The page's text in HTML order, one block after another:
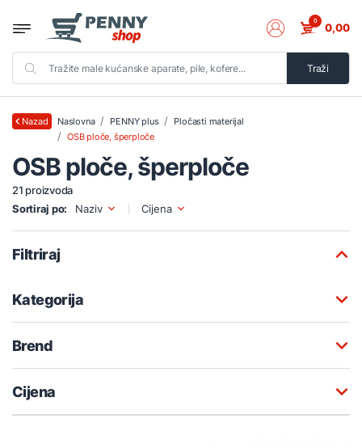
Traži
0 0,00
Nazad Naslovna PENNY plus
Pločasti materijal
OSB ploče, šperploče
OSB ploče, šperploče
21 proizvoda
Sortiraj po:
Naziv Cijena
Filtriraj
Kategorija
Brend
Cijena